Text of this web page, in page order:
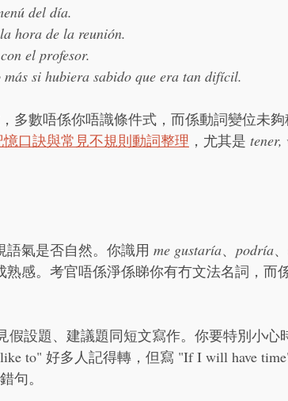
del día.
hora de la reunión.
el profesor.
si hubiera sabido que era tan difícil.
多數唔係你唔識條件式，而係動詞變位未
口訣與常見不規則動詞整理 ，尤其是 tener,
語氣是否自然。你識用 me gustaría、 podría、
熟感。考官唔係淨係睇你有冇文法名詞，而
假設題、建議題同短文寫作。你要特別小心
to" 好多人記得轉，但寫 "If I will have
句。